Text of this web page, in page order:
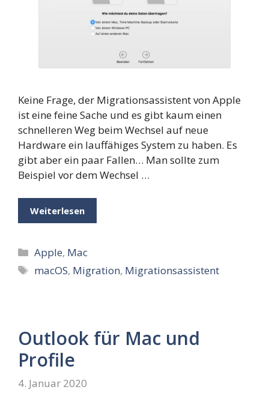
Keine Frage, der Migrationsassistent von Apple
ist eine feine Sache und es gibt kaum einen
schnelleren Weg beim Wechsel auf neue
Hardware ein lauffähiges System zu haben. Es
gibt aber ein paar Fallen… Man sollte zum
Beispiel vor dem Wechsel …
Weiterlesen
Kategorien
Apple, Mac
Schlagwörter
macOS, Migration, Migrationsassistent
Outlook für Mac und
Profile
4. Januar 2020